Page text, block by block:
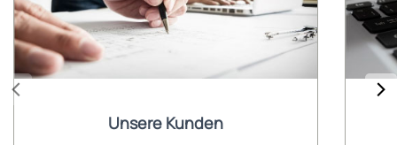
Unsere Kunden